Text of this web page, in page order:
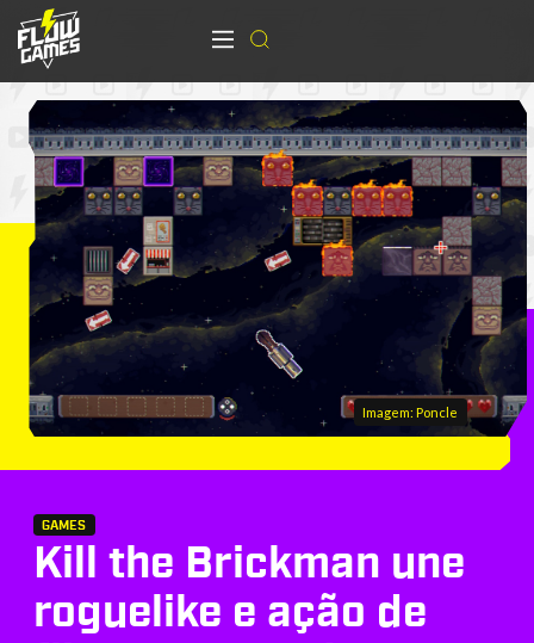
Imagem: Poncle
GAMES
Kill the Brickman une
roguelike e ação de